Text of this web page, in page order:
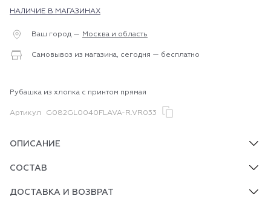
НАЛИЧИЕ В МАГАЗИНАХ
Ваш город — Москва и область
Самовывоз из магазина, сегодня — бесплатно
Рубашка из хлопка с принтом прямая
Артикул G082GL0040FLAVA-R.VR033
ОПИСАНИЕ
СОСТАВ
ДОСТАВКА И ВОЗВРАТ